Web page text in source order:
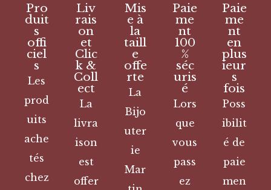
Pro
duit
s
offi
ciel
s
Les
prod
uits
ache
tés
chez
Liv
rais
on
et
Clic
k &
Coll
ect
La
livra
ison
est
offer
Mis
e à
la
taill
e
offe
rte
La
Bijo
uter
ie
Mar
Paie
me
nt
100
%
séc
uris
é
Lors
que
vous
pass
ez
Paie
me
nt
en
plus
ieur
s
fois
Poss
ibilit
é de
paie
men